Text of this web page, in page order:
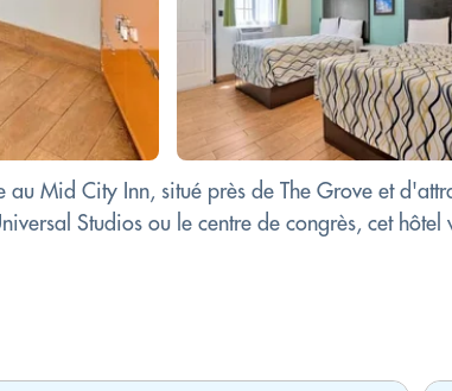
Mid City Inn, situé près de The Grove et
Studios ou le centre de congrès, cet